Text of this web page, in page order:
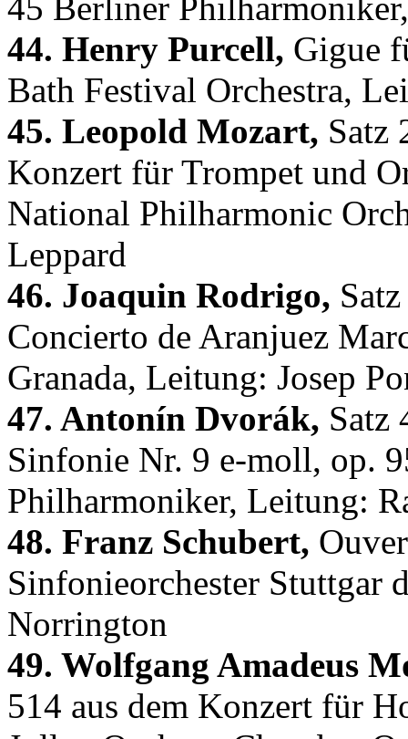
45 Berliner
44. Henry Purcell, Gigue
Bath Festival Orchestra,
45. Leopold Mozart, Satz
Konzert für Trompet und
National Philharmonic
Leppard
46. Joaquin Rodrigo,
Concierto de Aranjuez
Granada, Leitung: Josep
47. Antonín Dvorák, Satz
Sinfonie Nr. 9 e-moll, op.
Philharmoniker, Leitung:
48. Franz Schubert,
Sinfonieorchester Stuttgar
Norrington
49. Wolfgang Amadeus
514 aus dem Konzert für